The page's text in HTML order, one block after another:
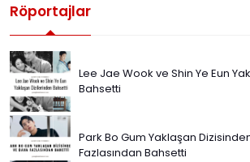
Röportajlar
Lee Jae Wook ve Shin Ye Eun
Bahsetti
Park Bo Gum Yaklaşan
Fazlasından Bahsetti